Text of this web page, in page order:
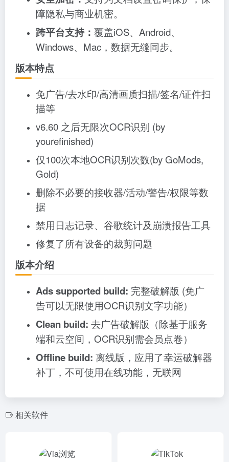
障隐私与商业机密。
跨平台支持： 覆盖iOS、Android、
Windows、Mac，数据无缝同步。
版本特点
免广告/去水印/高清画质扫描/签名/证件扫
描等
v6.60 之后无限次OCR识别 (by
yourefinished)
仅100次本地OCR识别次数(by GoMods,
Gold)
删除不必要的接收器/活动/警告/权限等数
据
禁用日志记录、谷歌统计及崩溃报告工具
修复了所有设备的裁剪问题
版本介绍
Ads supported build: 完整破解版 (免广
告可以无限使用OCR识别文字功能）
Clean build: 去广告破解版（除基于服务
端和云空间，OCR识别需会员点卷）
Offline build: 离线版，应用了幸运破解器
补丁，不可使用在线功能，无联网
相关软件